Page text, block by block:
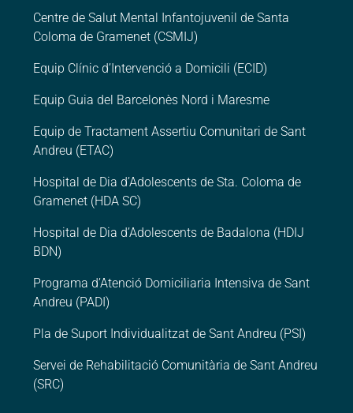
Centre de Salut Mental Infantojuvenil de Santa
Coloma de Gramenet (CSMIJ)
Equip Clínic d’Intervenció a Domicili (ECID)
Equip Guia del Barcelonès Nord i Maresme
Equip de Tractament Assertiu Comunitari de Sant
Andreu (ETAC)
Hospital de Dia d’Adolescents de Sta. Coloma de
Gramenet (HDA SC)
Hospital de Dia d’Adolescents de Badalona (HDIJ
BDN)
Programa d’Atenció Domiciliaria Intensiva de Sant
Andreu (PADI)
Pla de Suport Individualitzat de Sant Andreu (PSI)
Servei de Rehabilitació Comunitària de Sant Andreu
(SRC)